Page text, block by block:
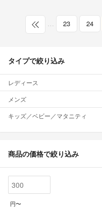
… 23 24
タイプで絞り込み
レディース
メンズ
キッズ／ベビー／マタニティ
商品の価格で絞り込み
円〜